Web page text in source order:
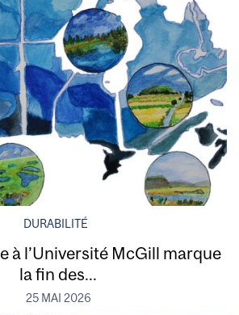
DURABILITÉ
à l’Université McGill marque
la fin des...
25 MAI 2026